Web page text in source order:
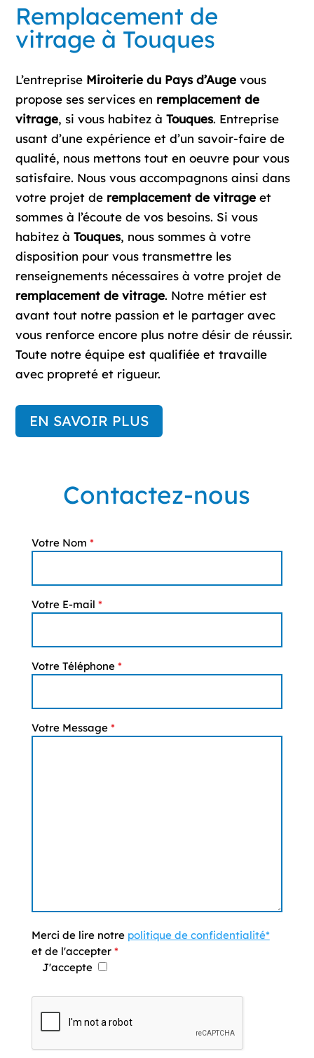
Remplacement de
vitrage à Touques
L’entreprise Miroiterie du Pays d’Auge vous
propose ses services en remplacement de
vitrage, si vous habitez àTouques. Entreprise
usant d’une expérience et d’un savoir-faire de
qualité, nous mettons tout en oeuvre pour vous
satisfaire. Nous vous accompagnons ainsi dans
votre projet de remplacement de vitrage et
sommes à l’écoute de vos besoins. Si vous
habitez àTouques, nous sommes à votre
disposition pour vous transmettre les
renseignements nécessaires à votre projet de
remplacement de vitrage. Notre métier est
avant tout notre passion et le partager avec
vous renforce encore plus notre désir de réussir.
Toute notre équipe est qualifiée et travaille
avec propreté et rigueur.
EN SAVOIR PLUS
Contactez-nous
Votre Nom *
Votre E-mail *
Votre Téléphone *
Votre Message *
Merci de lire notre politique de confidentialité*
et de l'accepter *
J'accepte